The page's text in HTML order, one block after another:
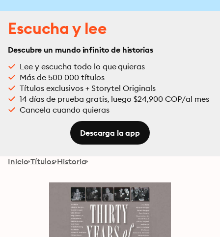
Escucha y lee
Descubre un mundo infinito de historias
Lee y escucha todo lo que quieras
Más de 500 000 títulos
Títulos exclusivos + Storytel Originals
14 días de prueba gratis, luego $24,900 COP/al mes
Cancela cuando quieras
Descarga la app
Inicio Títulos Historia